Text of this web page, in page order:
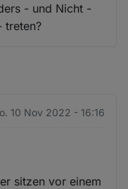
- und Nicht -
treten?
10 Nov 2022 - 16:16
sitzen vor einem